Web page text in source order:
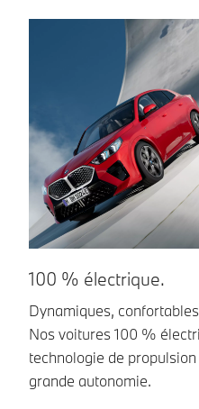
100 % électrique.
Dynamiques,
Nos voitures 100 %
technologie de
grande autonomie.